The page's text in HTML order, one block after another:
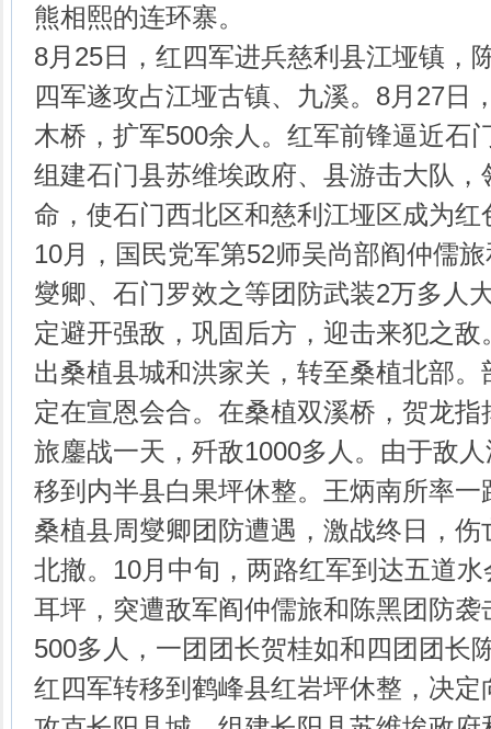
熊相熙的连环寨。
8月25日，红四军进兵慈利县江垭镇，
四军遂攻占江垭古镇、九溪。8月27日
木桥，扩军500余人。红军前锋逼近石
组建石门县苏维埃政府、县游击大队
命，使石门西北区和慈利江垭区成为红
10月，国民党军第52师吴尚部阎仲儒
燮卿、石门罗效之等团防武装2万多人
定避开强敌，巩固后方，迎击来犯之
出桑植县城和洪家关，转至桑植北部
定在宣恩会合。在桑植双溪桥，贺龙
旅鏖战一天，歼敌1000多人。由于敌
移到内半县白果坪休整。王炳南所率
桑植县周燮卿团防遭遇，激战终日，
北撤。10月中旬，两路红军到达五道
耳坪，突遭敌军阎仲儒旅和陈黑团防
500多人，一团团长贺桂如和四团团长
红四军转移到鹤峰县红岩坪休整，决